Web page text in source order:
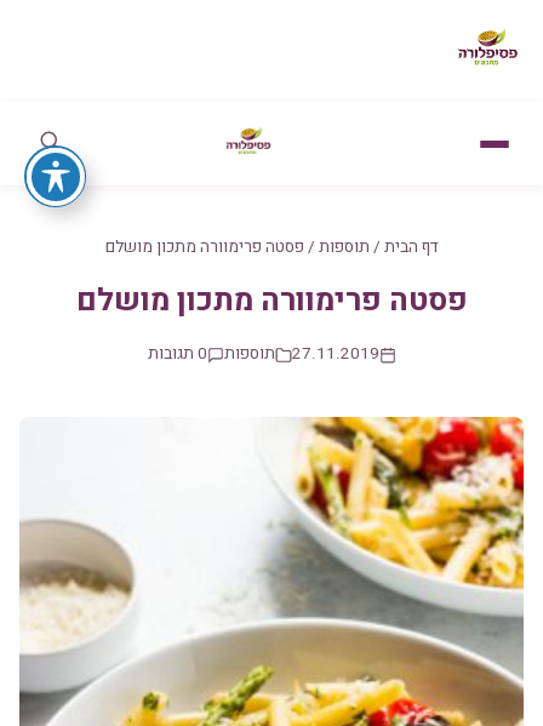
דף הבית / תוספות / פסטה פרימוורה מתכון מושלם
פסטה פרימוורה מתכון מושלם
27.11.2019 תוספות 0 תגובות